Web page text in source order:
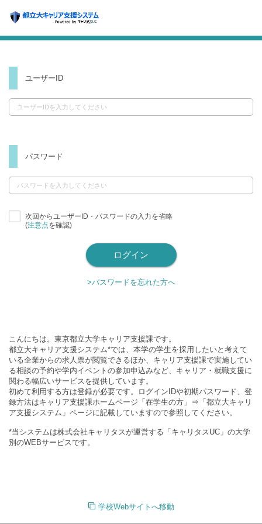
ユーザーID
パスワード
次回からユーザーID・パスワードの入力を省略
(注意点を確認)
>パスワードを忘れた方へ
こんにちは。東京都立大学キャリア支援課です。
都立大キャリア支援システム*では、本学の学生を採用したいと考えて
いる企業からの求人票が閲覧できるほか、キャリア支援課で実施してい
る相談の予約や学内イベントの参加申込みなど、キャリア・就職支援に
関わる幅広いサービスを提供しています。
初めて利用する方は登録が必要です。ログインIDや初期パスワード、登
録方法はキャリア支援課ホームページ「在学生の方」⇒「都立大キャリ
ア支援システム」ページに記載していますので参照してください。
*当システムは株式会社キャリタスが運営する「キャリタスUC」の大学
別のWEBサービスです。
学校Webサイトへ移動